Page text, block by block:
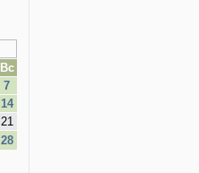
Вс
7
14
21
28